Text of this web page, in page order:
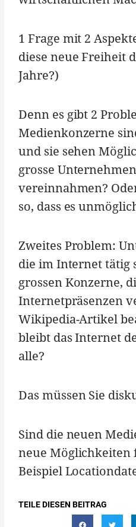
1 Frage mit 2
diese neue Freiheit
Jahre?)
Denn es gibt 2
Medienkonzerne
und sie sehen
grosse
vereinnahmen?
so, dass es
Zweites Problem:
die im Internet tätig
grossen Konzerne,
Internetpräsenzen
Wikipedia-Artikel
bleibt das Internet
alle?
Das müssen Sie
Sind die neuen
neue Möglichkeiten
Beispiel
TEILE DIESEN BEITRAG